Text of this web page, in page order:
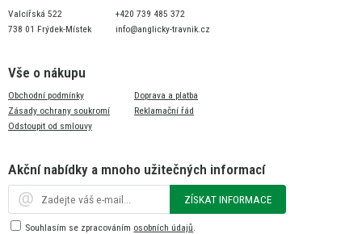
Valcířská 522
738 01 Frýdek-Místek
+420 739 485 372
info@anglicky-travnik.cz
Vše o nákupu
Obchodní podmínky
Zásady ochrany soukromí
Odstoupit od smlouvy
Doprava a platba
Reklamační řád
Akční nabídky a mnoho užitečných informací
ZÍSKAT INFORMACE
Souhlasím se zpracováním osobních údajů